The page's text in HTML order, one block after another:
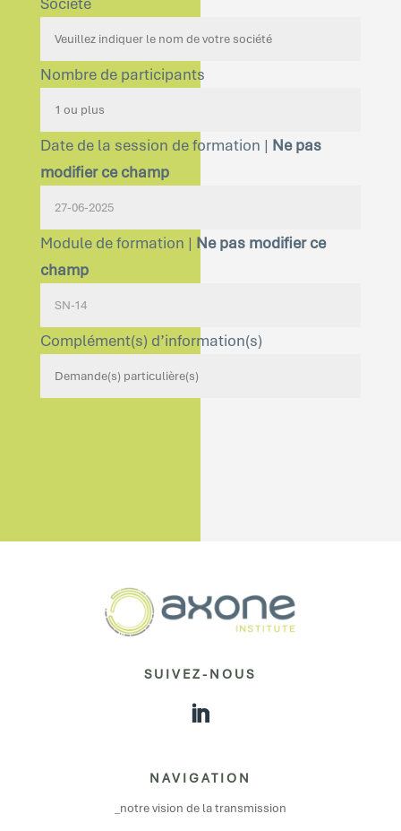
Nombre de participants
Date de la session de formation | Ne pas
modifier ce champ
Module de formation | Ne pas modifier ce
champ
Complément(s) d’information(s)
SUIVEZ-NOUS
NAVIGATION
_notre vision de la transmission